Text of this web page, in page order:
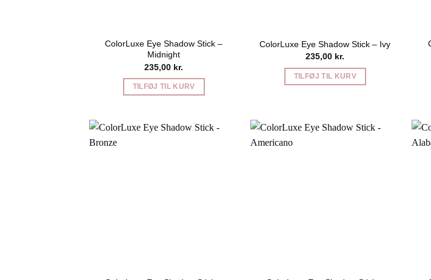
ColorLuxe Eye Shadow Stick –
Midnight
235,00 kr.
TILFØJ TIL KURV
ColorLuxe Eye Shadow Stick – Ivy
235,00 kr.
TILFØJ TIL KURV